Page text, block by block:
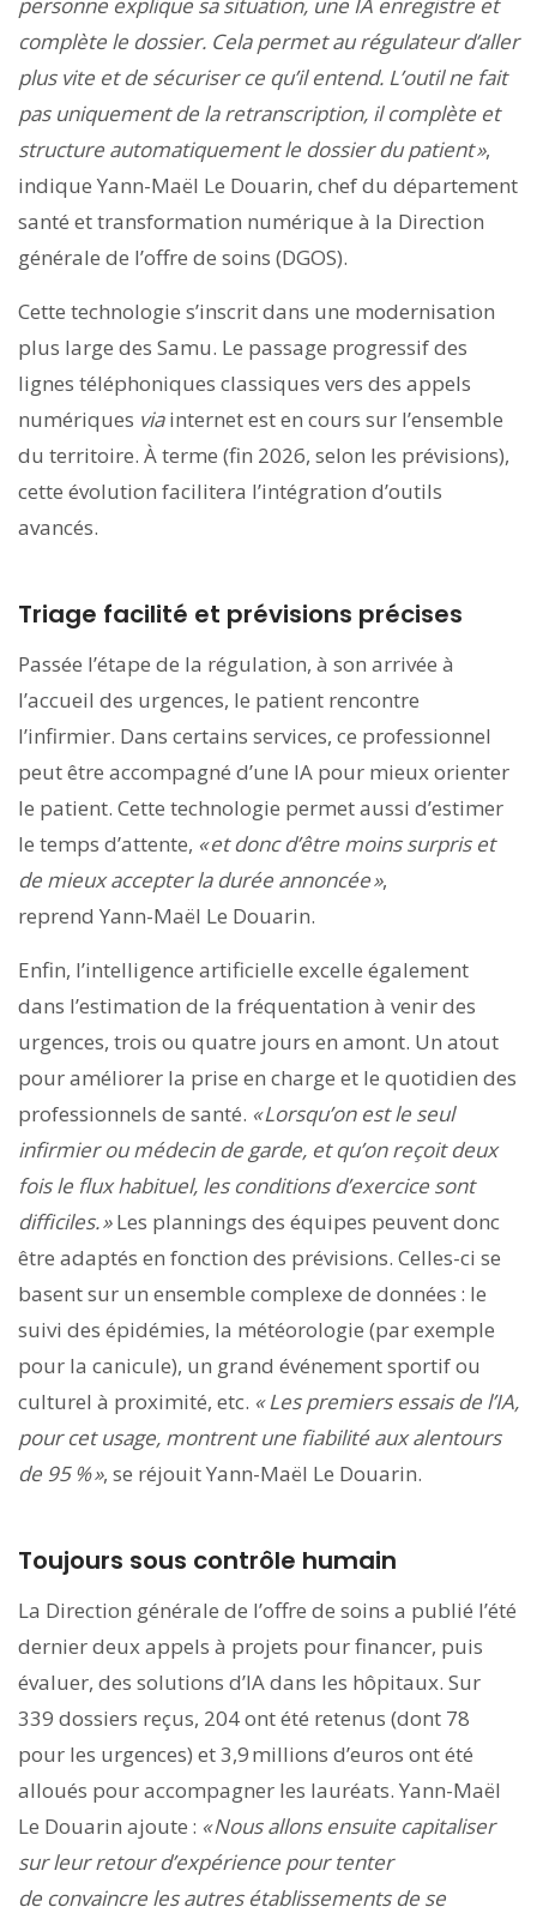
personne explique sa situation, une IA enregistre et
complète le dossier. Cela permet au régulateur d’aller
plus vite et de sécuriser ce qu’il entend. L’outil ne fait
pas uniquement de la retranscription, il complète et
structure automatiquement le dossier du patient »,
indique Yann-Maël Le Douarin, chef du département
santé et transformation numérique à la Direction
générale de l’offre de soins (DGOS).
Cette technologie s’inscrit dans une modernisation
plus large des Samu. Le passage progressif des
lignes téléphoniques classiques vers des appels
numériques viainternet est en cours sur l’ensemble
du territoire. À terme (fin 2026, selon les prévisions),
cette évolution facilitera l’intégration d’outils
avancés.
Triage facilité et prévisions précises
Passée l’étape de la régulation, à son arrivée à
l’accueil des urgences, le patient rencontre
l’infirmier. Dans certains services, ce professionnel
peut être accompagné d’une IA pour mieux orienter
le patient. Cette technologie permet aussi d’estimer
le temps d’attente, « et donc d’être moins surpris et
de mieux accepter la durée annoncée »,
reprend Yann-Maël Le Douarin.
Enfin, l’intelligence artificielle excelle également
dans l’estimation de la fréquentation à venir des
urgences, trois ou quatre jours en amont. Un atout
pour améliorer la prise en charge et le quotidien des
professionnels de santé. « Lorsqu’on est le seul
infirmier ou médecin de garde, et qu’on reçoit deux
fois le flux habituel, les conditions d’exercice sont
difficiles. »Les plannings des équipes peuvent donc
être adaptés en fonction des prévisions. Celles-ci se
basent sur un ensemble complexe de données : le
suivi des épidémies, la météorologie (par exemple
pour la canicule), un grand événement sportif ou
culturel à proximité, etc. « Les premiers essais de l’IA,
pour cet usage, montrent une fiabilité aux alentours
de 95 % », se réjouit Yann-Maël Le Douarin.
Toujours sous contrôle humain
La Direction générale de l’offre de soins a publié l’été
dernier deux appels à projets pour financer, puis
évaluer, des solutions d’IA dans les hôpitaux. Sur
339 dossiers reçus, 204 ont été retenus (dont 78
pour les urgences) et 3,9 millions d’euros ont été
alloués pour accompagner les lauréats. Yann-Maël
Le Douarin ajoute : « Nous allons ensuite capitaliser
sur leur retour d’expérience pour tenter
de convaincre les autres établissements de se